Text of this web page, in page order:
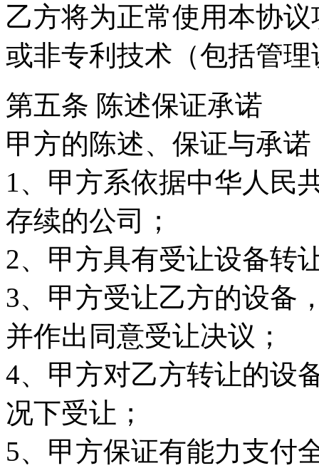
乙方将为正常使用本协
或非专利技术（包括管
第五条 陈述保证承诺
甲方的陈述、保证与承
1、甲方系依据中华人民
存续的公司；
2、甲方具有受让设备转
3、甲方受让乙方的设备
并作出同意受让决议；
4、甲方对乙方转让的设
况下受让；
5、甲方保证有能力支付